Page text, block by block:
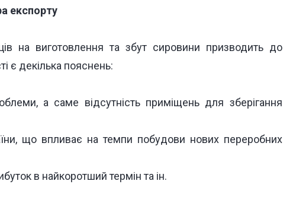
експорту
на виготовлення та збут сировини призводить до
є декілька пояснень:
а саме відсутність приміщень для зберігання
що впливає на темпи побудови нових переробних
в найкоротший термін та ін.